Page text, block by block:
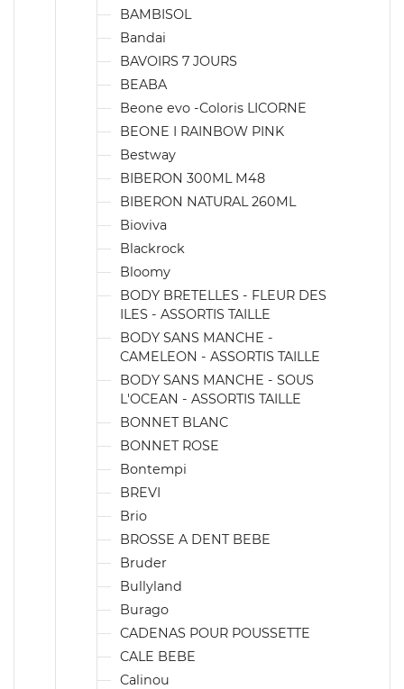
BAMBISOL
Bandai
BAVOIRS 7 JOURS
BEABA
Beone evo -Coloris LICORNE
BEONE I RAINBOW PINK
Bestway
BIBERON 300ML M48
BIBERON NATURAL 260ML
Bioviva
Blackrock
Bloomy
BODY BRETELLES - FLEUR DES
ILES - ASSORTIS TAILLE
BODY SANS MANCHE -
CAMELEON - ASSORTIS TAILLE
BODY SANS MANCHE - SOUS
L'OCEAN - ASSORTIS TAILLE
BONNET BLANC
BONNET ROSE
Bontempi
BREVI
Brio
BROSSE A DENT BEBE
Bruder
Bullyland
Burago
CADENAS POUR POUSSETTE
CALE BEBE
Calinou